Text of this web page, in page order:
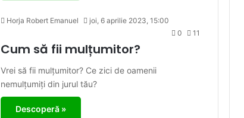
Horja Robert Emanuel
joi, 6 aprilie 2023, 15:00
0
11
Cum să fii mulțumitor?
Vrei să fii mulțumitor? Ce zici de oamenii
nemulțumiți din jurul tău?
Descoperă »